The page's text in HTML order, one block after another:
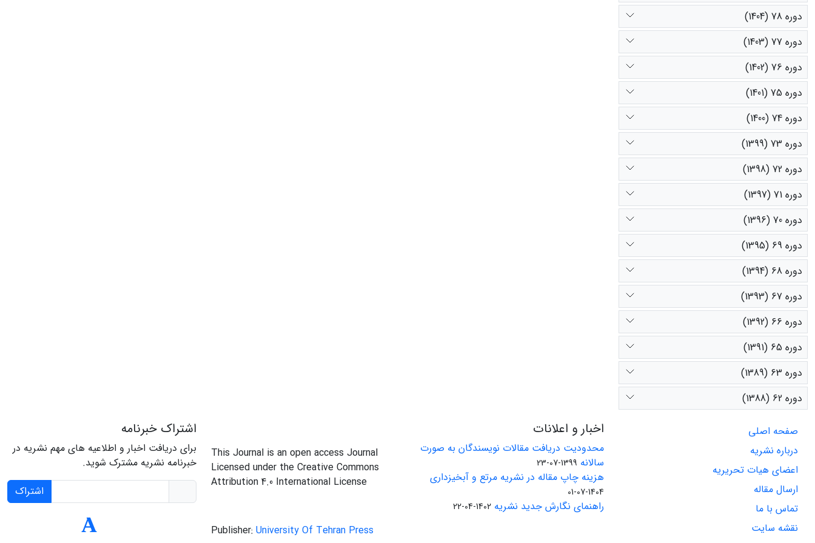
دوره 78 (1404)
دوره 77 (1403)
دوره 76 (1402)
دوره 75 (1401)
دوره 74 (1400)
دوره 73 (1399)
دوره 72 (1398)
دوره 71 (1397)
دوره 70 (1396)
دوره 69 (1395)
دوره 68 (1394)
دوره 67 (1393)
دوره 66 (1392)
دوره 65 (1391)
دوره 63 (1389)
دوره 62 (1388)
صفحه اصلی
درباره نشریه
اعضای هیات تحریریه
ارسال مقاله
تماس با ما
نقشه سایت
اخبار و اعلانات
محدودیت دریافت مقالات نویسندگان به صورت
سالانه 1399-07-23
هزینه چاپ مقاله در نشریه مرتع و آبخیزداری
1404-07-01
راهنمای نگارش جدید نشریه 1402-04-22
This Journal is an open access Journal
Licensed under the Creative Commons
Attribution 4.0 International License
Publisher: University Of Tehran Press
اشتراک خبرنامه
برای دریافت اخبار و اطلاعیه های مهم نشریه در
خبرنامه نشریه مشترک شوید.
اشتراک